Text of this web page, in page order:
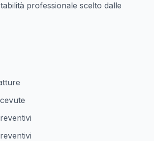
professionale scelto dalle